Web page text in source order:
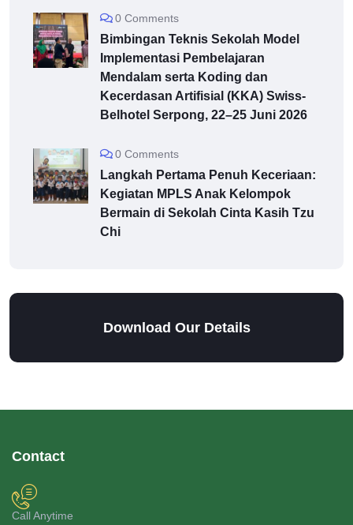
0 Comments
Bimbingan Teknis Sekolah Model
Implementasi Pembelajaran
Mendalam serta Koding dan
Kecerdasan Artifisial (KKA) Swiss-
Belhotel Serpong, 22–25 Juni 2026
0 Comments
Langkah Pertama Penuh Keceriaan:
Kegiatan MPLS Anak Kelompok
Bermain di Sekolah Cinta Kasih Tzu
Chi
Download Our Details
Contact
Call Anytime